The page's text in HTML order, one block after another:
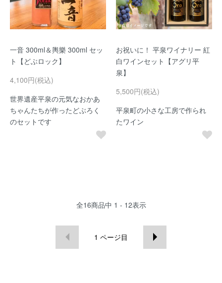
一音 300ml＆輿樂 300ml セッ
ト【どぶロック】
4,100円(税込)
世界遺産平泉の元気なおかあ
ちゃんたちが作ったどぶろく
のセットです
お祝いに！ 平泉ワイナリー 紅
白ワインセット【アグリ平
泉】
5,500円(税込)
平泉町の小さな工房で作られ
たワイン
全16商品中 1 - 12表示
1 ページ目